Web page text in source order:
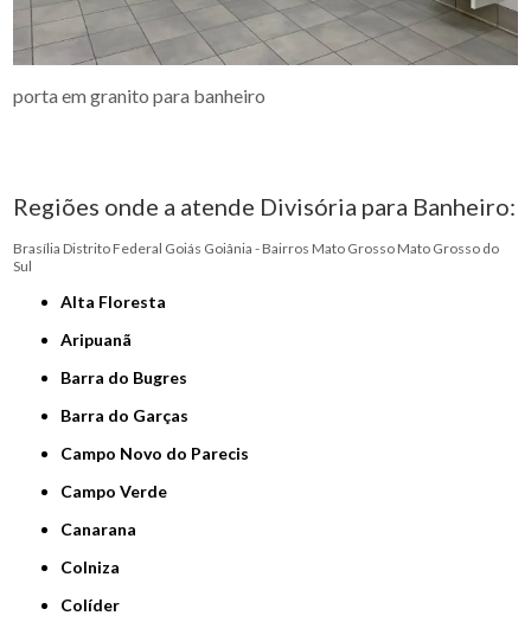
porta em granito para banheiro
Regiões onde a atende Divisória para Banheiro:
Brasília Distrito Federal Goiás Goiânia - Bairros Mato Grosso Mato Grosso do
Sul
Alta Floresta
Aripuanã
Barra do Bugres
Barra do Garças
Campo Novo do Parecis
Campo Verde
Canarana
Colniza
Colíder